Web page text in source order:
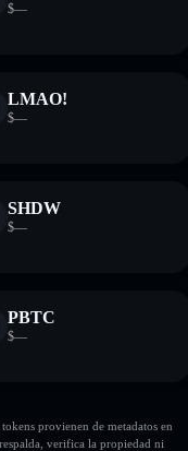
$—
LMAO!
$—
SHDW
$—
PBTC
$—
provienen de metadatos en
verifica la propiedad ni